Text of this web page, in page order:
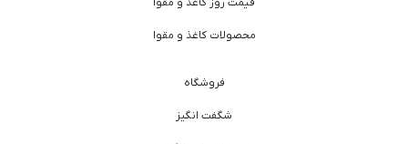
محصولات کاغذ و مقوا
فروشگاه
شگفت انگیز